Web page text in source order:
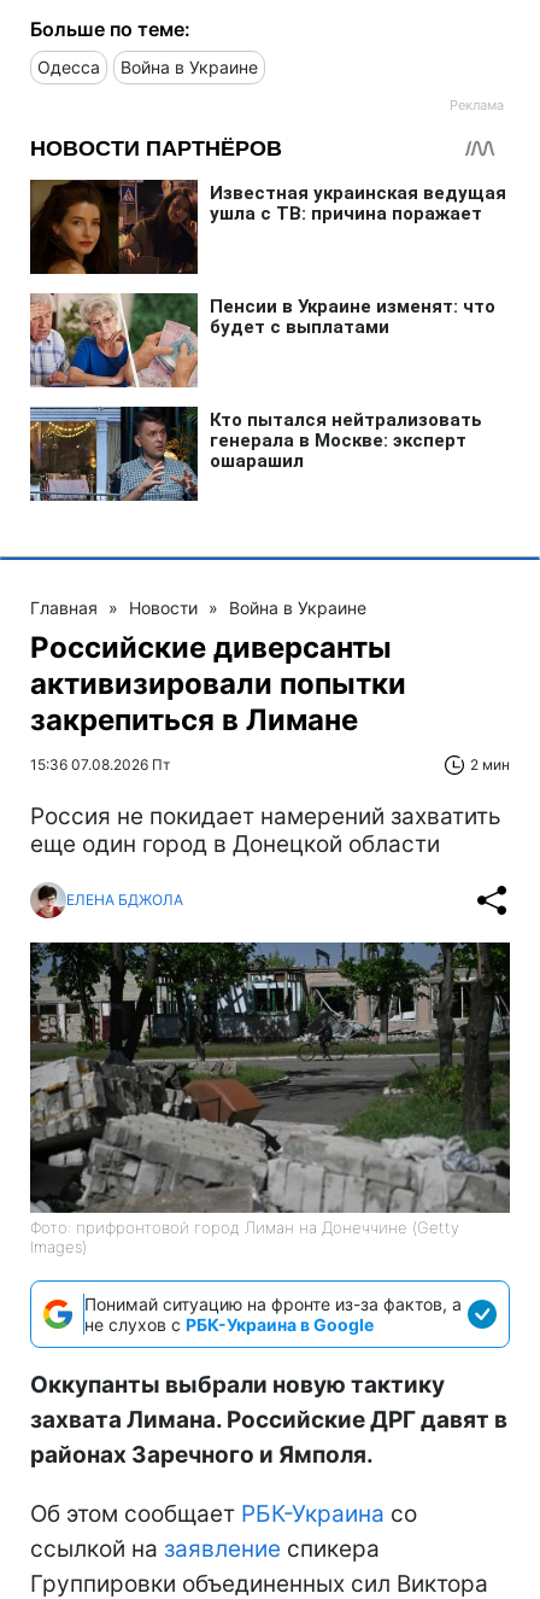
Больше по теме:
Одесса Война в Украине
Главная » Новости » Война в Украине
Российские диверсанты
активизировали попытки
закрепиться в Лимане
15:36 07.08.2026 Пт 2 мин
Россия не покидает намерений захватить
еще один город в Донецкой области
ЕЛЕНА БДЖОЛА
Фото: прифронтовой город Лиман на Донеччине (Getty
Images)
Понимай ситуацию на фронте из-за фактов, а
не слухов с РБК-Украина в Google
Оккупанты выбрали новую тактику
захвата Лимана. Российские ДРГ давят в
районах Заречного и Ямполя.
Об этом сообщает РБК-Украина со
ссылкой на заявление спикера
Группировки объединенных сил Виктора